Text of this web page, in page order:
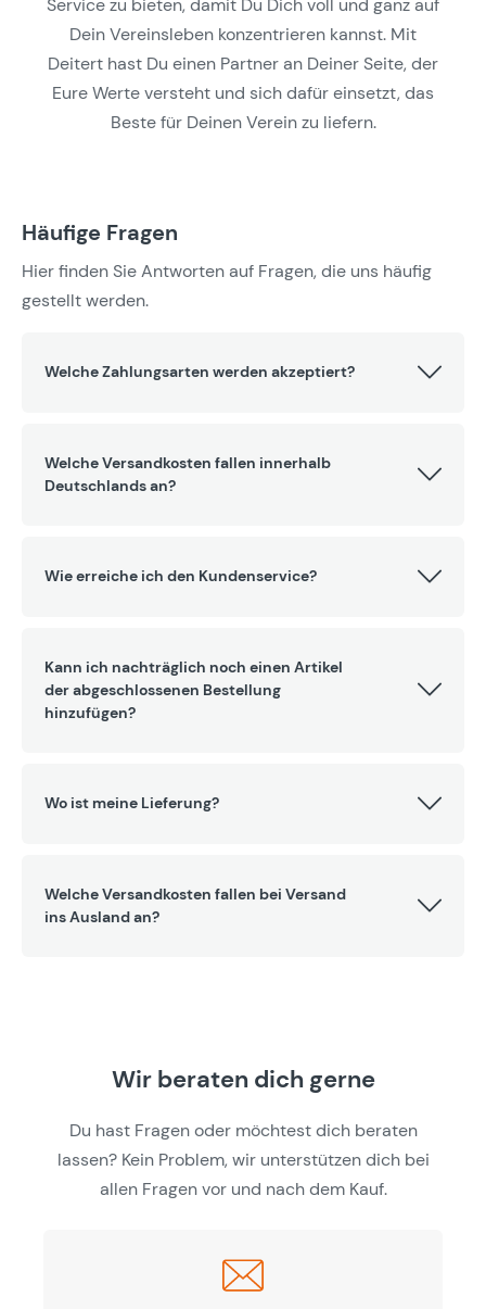
Service zu bieten, damit Du Dich voll und ganz auf
Dein Vereinsleben konzentrieren kannst. Mit
Deitert hast Du einen Partner an Deiner Seite, der
Eure Werte versteht und sich dafür einsetzt, das
Beste für Deinen Verein zu liefern.
Häufige Fragen
Hier finden Sie Antworten auf Fragen, die uns häufig
gestellt werden.
Welche Zahlungsarten werden akzeptiert?
Welche Versandkosten fallen innerhalb
Deutschlands an?
Wie erreiche ich den Kundenservice?
Kann ich nachträglich noch einen Artikel
der abgeschlossenen Bestellung
hinzufügen?
Wo ist meine Lieferung?
Welche Versandkosten fallen bei Versand
ins Ausland an?
Wir beraten dich gerne
Du hast Fragen oder möchtest dich beraten
lassen? Kein Problem, wir unterstützen dich bei
allen Fragen vor und nach dem Kauf.